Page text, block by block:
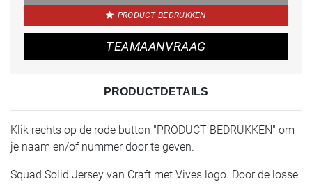
PRODUCT BEDRUKKEN
TEAMAANVRAAG
PRODUCTDETAILS
Klik rechts op de rode button "PRODUCT BEDRUKKEN" om
je naam en/of nummer door te geven.
Squad Solid Jersey van Craft met Vives logo. Door de losse